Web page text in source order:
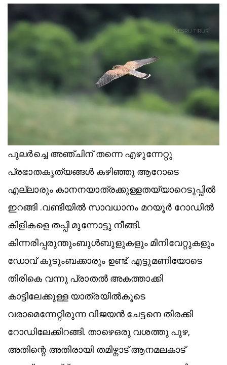
പുലർച്ചെ അഞ്ചിന് തന്നെ എഴുന്നേറ്റു
പ്രഭാതകൃത്യങ്ങൾ കഴിഞ്ഞു ആറോടെ
എല്ലാരും കാനനയാത്രക്കുള്ളതയ്യാറെടുപ്പിൽ
ഇറങ്ങി .വണ്ടിയിൽ സാവധാനം മറയൂർ റോഡിൽ
കിളികളെ തപ്പി മുന്നോട്ടു നീങ്ങി.
കിന്നരിപ്പരുന്തുംബുൾബുളുകളും മിനിവേറ്റുകളും
ഡോവ് കുടുംബക്കാരും ഉണ്ട്. എട്ടുമണിയോടെ
തിരികെ വന്നു പ്രാതൽ അകത്താക്കി
കാട്ടിലേക്കുള്ള യാത്രയിൽകൂടെ
വരാമെന്നേറ്റിരുന്ന വിജയൻ ചേട്ടനെ തിരക്കി
റോഡിലേക്കിറങ്ങി. താഴെഒരു വശത്തു പുഴ,
അതിന്റെ അതിരായി തമിഴ്നാട് ആനമലകാട്